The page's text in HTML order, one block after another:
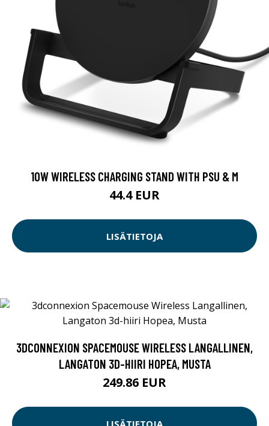
10W WIRELESS CHARGING STAND WITH PSU & M
44.4 EUR
LISÄTIETOJA
3DCONNEXION SPACEMOUSE WIRELESS LANGALLINEN,
LANGATON 3D-HIIRI HOPEA, MUSTA
249.86 EUR
LISÄTIETOJA